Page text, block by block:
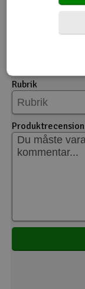
E-Flite Carbon-
Rubrik
Produktrecension